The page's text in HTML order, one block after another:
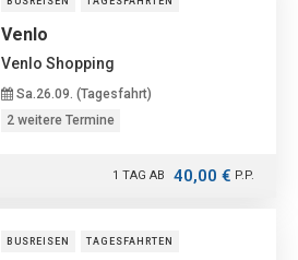
Venlo
Venlo Shopping
Sa.26.09. (Tagesfahrt)
2 weitere Termine
1 TAG AB 40,00 € P.P.
BUSREISEN TAGESFAHRTEN